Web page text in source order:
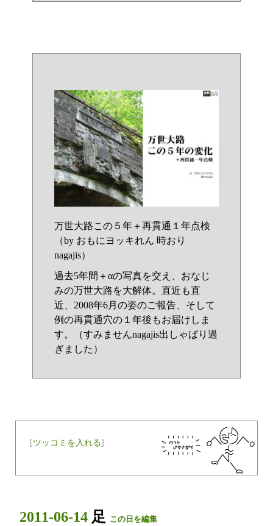
万世大路この５年＋再貫通１年点検
（by おもにヨッキれん 時おり
nagajis）
過去5年間＋αの写真を交え、おなじ
みの万世大路を大解体。直近も直
近、2008年6月の姿のご報告、そして
例の再貫通穴の１年後もお届けしま
す。（すみませんnagajis出しゃばり過
ぎました）
[ツッコミを入れる]
2011-06-14 足 この日を編集